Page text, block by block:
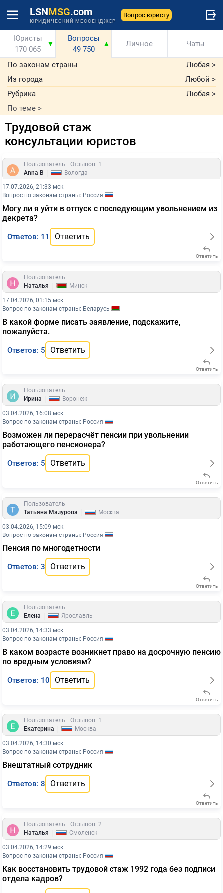
LSNMSG.com
ЮРИДИЧЕСКИЙ МЕССЕНДЖЕР
Вопрос юристу
Юристы
170 065
▼
Вопросы
49 750
▲ Личное Чаты
По законам страны Любая >
Из города
Любой >
Рубрика
Любая >
По теме >
Трудовой стаж
консультации юристов
Пользователь
Отзывов: 1
Anna B
Вологда
17.07.2026, 21:33 мск
Вопрос по законам страны: Россия
Могу ли я уйти в отпуск с последующим увольнением из
декрета?
Ответов: 11 Ответить
Ответить
Пользователь
Наталья
Минск
17.04.2026, 01:15 мск
Вопрос по законам страны: Беларусь
В какой форме писать заявление, подскажите,
пожалуйста.
Ответов: 5 Ответить
Ответить
Пользователь
Ирина
Воронеж
03.04.2026, 16:08 мск
Вопрос по законам страны: Россия
Возможен ли перерасчёт пенсии при увольнении
работающего пенсионера?
Ответов: 5 Ответить
Ответить
Пользователь
Татьяна Мазурова
Москва
03.04.2026, 15:09 мск
Вопрос по законам страны: Россия
Пенсия по многодетности
Ответов: 3 Ответить
Ответить
Пользователь
Елена
Ярославль
03.04.2026, 14:33 мск
Вопрос по законам страны: Россия
В каком возрасте возникнет право на досрочную пенсию
по вредным условиям?
Ответов: 10 Ответить
Ответить
Пользователь
Отзывов: 1
Екатерина
Москва
03.04.2026, 14:30 мск
Вопрос по законам страны: Россия
Внештатный сотрудник
Ответов: 8 Ответить
Ответить
Пользователь
Отзывов: 2
Наталья
Смоленск
03.04.2026, 14:29 мск
Вопрос по законам страны: Россия
Как восстановить трудовой стаж 1992 года без подписи
отдела кадров?